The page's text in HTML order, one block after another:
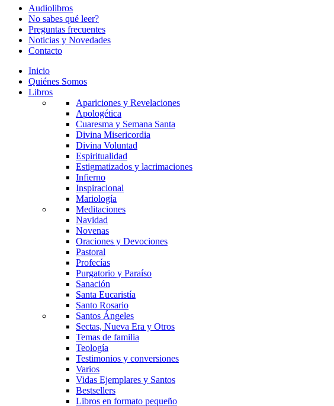
Audiolibros
No sabes qué leer?
Preguntas frecuentes
Noticias y Novedades
Contacto
Inicio
Quiénes Somos
Libros
Apariciones y Revelaciones
Apologética
Cuaresma y Semana Santa
Divina Misericordia
Divina Voluntad
Espiritualidad
Estigmatizados y lacrimaciones
Infierno
Inspiracional
Mariología
Meditaciones
Navidad
Novenas
Oraciones y Devociones
Pastoral
Profecías
Purgatorio y Paraíso
Sanación
Santa Eucaristía
Santo Rosario
Santos Ángeles
Sectas, Nueva Era y Otros
Temas de familia
Teología
Testimonios y conversiones
Varios
Vidas Ejemplares y Santos
Bestsellers
Libros en formato pequeño